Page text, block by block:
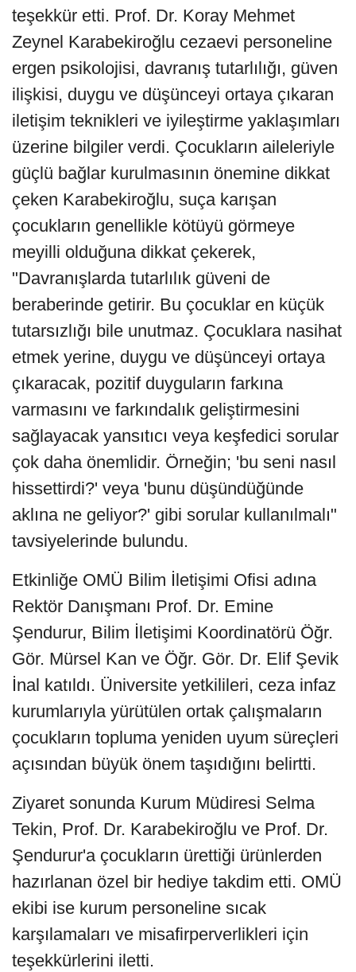
teşekkür etti. Prof. Dr. Koray Mehmet
Zeynel Karabekiroğlu cezaevi personeline
ergen psikolojisi, davranış tutarlılığı, güven
ilişkisi, duygu ve düşünceyi ortaya çıkaran
iletişim teknikleri ve iyileştirme yaklaşımları
üzerine bilgiler verdi. Çocukların aileleriyle
güçlü bağlar kurulmasının önemine dikkat
çeken Karabekiroğlu, suça karışan
çocukların genellikle kötüyü görmeye
meyilli olduğuna dikkat çekerek,
"Davranışlarda tutarlılık güveni de
beraberinde getirir. Bu çocuklar en küçük
tutarsızlığı bile unutmaz. Çocuklara nasihat
etmek yerine, duygu ve düşünceyi ortaya
çıkaracak, pozitif duyguların farkına
varmasını ve farkındalık geliştirmesini
sağlayacak yansıtıcı veya keşfedici sorular
çok daha önemlidir. Örneğin; 'bu seni nasıl
hissettirdi?' veya 'bunu düşündüğünde
aklına ne geliyor?' gibi sorular kullanılmalı"
tavsiyelerinde bulundu.
Etkinliğe OMÜ Bilim İletişimi Ofisi adına
Rektör Danışmanı Prof. Dr. Emine
Şendurur, Bilim İletişimi Koordinatörü Öğr.
Gör. Mürsel Kan ve Öğr. Gör. Dr. Elif Şevik
İnal katıldı. Üniversite yetkilileri, ceza infaz
kurumlarıyla yürütülen ortak çalışmaların
çocukların topluma yeniden uyum süreçleri
açısından büyük önem taşıdığını belirtti.
Ziyaret sonunda Kurum Müdiresi Selma
Tekin, Prof. Dr. Karabekiroğlu ve Prof. Dr.
Şendurur'a çocukların ürettiği ürünlerden
hazırlanan özel bir hediye takdim etti. OMÜ
ekibi ise kurum personeline sıcak
karşılamaları ve misafirperverlikleri için
teşekkürlerini iletti.